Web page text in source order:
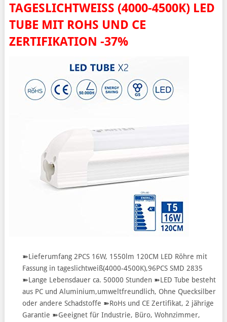
TAGESLICHTWEISS (4000-4500K) LED T
UBE MIT ROHS UND CE Z
ERTIFIKATION -37%
➽Lieferumfang 2PCS 16W, 1550lm 120CM LED Röhre mit
Fassung in tageslichtweiß(4000-4500K),96PCS SMD 2835
➽Lange Lebensdauer ca. 50000 Stunden ➽LED Tube besteht
aus PC und Aluminium,umweltfreundlich, Ohne Quecksilber
oder andere Schadstoffe ➽RoHs und CE Zertifikat, 2 jährige
Garantie ➽Geeignet für Industrie, Büro, Wohnzimmer,